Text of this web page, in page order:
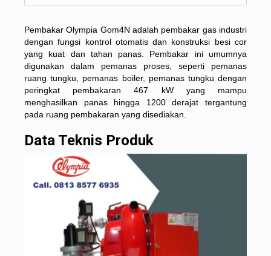
Pembakar Olympia Gom4N adalah pembakar gas industri
dengan fungsi kontrol otomatis dan konstruksi besi cor
yang kuat dan tahan panas. Pembakar ini umumnya
digunakan dalam pemanas proses, seperti pemanas
ruang tungku, pemanas boiler, pemanas tungku dengan
peringkat pembakaran 467 kW yang mampu
menghasilkan panas hingga 1200 derajat tergantung
pada ruang pembakaran yang disediakan.
Data Teknis Produk